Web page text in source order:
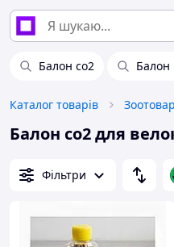
Балон co2 Балон
Каталог товарів
Балон co2 для
Фільтри